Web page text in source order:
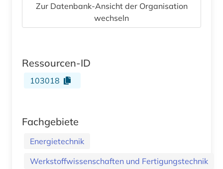
Zur Datenbank-Ansicht der Organisation
wechseln
Ressourcen-ID
103018
Fachgebiete
Energietechnik
Werkstoffwissenschaften und Fertigungstechnik